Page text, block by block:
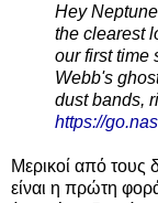
Hey
the clearest
our first time
Webb's
dust bands,
https://
Μερικοί από τους
είναι η πρώτη